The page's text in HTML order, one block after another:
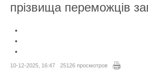
прізвища переможців
10-12-2025, 16:47 25126 просмотров